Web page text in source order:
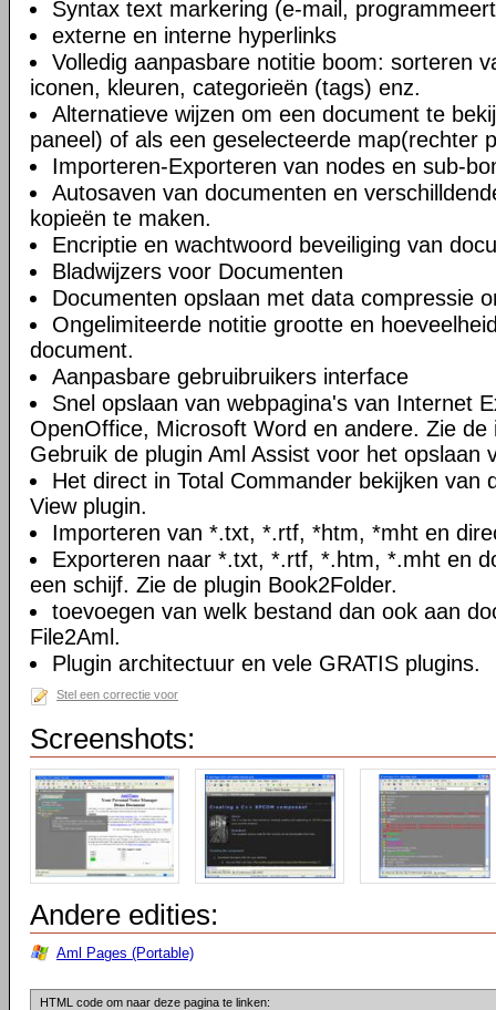
Syntax text markering (e-mail,
externe en interne hyperlinks
Volledig aanpasbare notitie boom: sorteren
iconen, kleuren, categorieën (tags) enz.
Alternatieve wijzen om een document te
paneel) of als een geselecteerde map(rechter
Importeren-Exporteren van nodes en sub-
Autosaven van documenten en
kopieën te maken.
Encriptie en wachtwoord beveiliging van
Bladwijzers voor Documenten
Documenten opslaan met data compressie
Ongelimiteerde notitie grootte en
document.
Aanpasbare gebruibruikers interface
Snel opslaan van webpagina's van Internet
OpenOffice, Microsoft Word en andere. Zie de
Gebruik de plugin Aml Assist voor het opslaan
Het direct in Total Commander bekijken van
View plugin.
Importeren van *.txt, *.rtf, *htm, *mht en
Exporteren naar *.txt, *.rtf, *.htm, *.mht en
een schijf. Zie de plugin Book2Folder.
toevoegen van welk bestand dan ook aan
File2Aml.
Plugin architectuur en vele GRATIS plugins.
Stel een correctie voor
Screenshots:
Andere edities:
Aml Pages (Portable)
HTML code om naar deze pagina te linken: